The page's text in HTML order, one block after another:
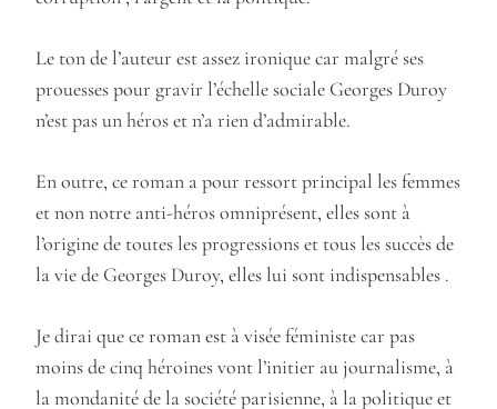
Le ton de l’auteur est assez ironique car malgré ses
prouesses pour gravir l’échelle sociale Georges Duroy
n’est pas un héros et n’a rien d’admirable.
En outre, ce roman a pour ressort principal les femmes
et non notre anti-héros omniprésent, elles sont à
l’origine de toutes les progressions et tous les succès de
la vie de Georges Duroy, elles lui sont indispensables .
Je dirai que ce roman est à visée féministe car pas
moins de cinq héroines vont l’initier au journalisme, à
la mondanité de la société parisienne, à la politique et